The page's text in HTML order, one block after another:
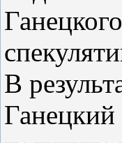
В
Ганецкий